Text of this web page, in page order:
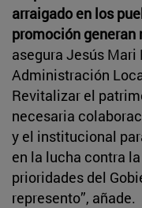
arraigado en los
promoción generan
asegura Jesús Mari
Administración
Revitalizar el
necesaria
y el institucional
en la lucha contra
prioridades del
represento”, añade.